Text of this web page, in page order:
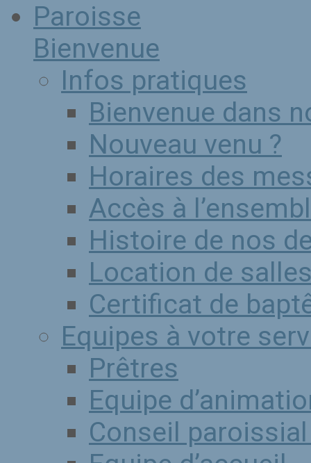
Paroisse
Bienvenue
Infos pratiques
Bienvenue dans
Nouveau venu ?
Horaires des
Accès à
Histoire de nos
Location de
Certificat de
Equipes à votre
Prêtres
Equipe
Conseil